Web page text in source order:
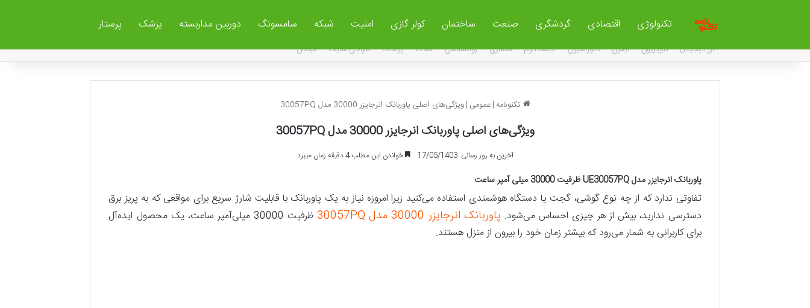
تکنولوژی اقتصادی گردشگری صنعت ساختمان کولر گازی امنیت شبکه سامسونگ دوربین مداربسته پزشک پرستار
ارز دیجیتال تلویزیون آیفون دکوراسیون اینستاگرام معماری روانشناسی املاک پوشاک طراحی سایت مبلمان
تکنونامه | عمومی | ویژگی‌های اصلی پاوربانک انرجایزر 30000 مدل 30057PQ
ویژگی‌های اصلی پاوربانک انرجایزر 30000 مدل 30057PQ
آخرین به روز رسانی: 17/05/1403 خواندن این مطلب 4 دقیقه زمان میبرد
پاوربانک انرجایزر مدل UE30057PQ ظرفیت 30000 میلی آمپر ساعت
تفاوتی ندارد که از چه نوع گوشی، گجت یا دستگاه هوشمندی استفاده می‌کنید زیرا امروزه نیاز به یک پاوربانک با قابلیت شارژ سریع برای مواقعی که به پریز برق
دسترسی ندارید، بیش از هر چیزی احساس می‌شود. پاوربانک انرجایزر 30000 مدل 30057PQ
ظرفیت 30000 میلی‌آمپر ساعت، یک محصول ایده‌آل
برای کاربرانی به شمار می‌رود که بیشتر زمان خود را بیرون از منزل هستند.